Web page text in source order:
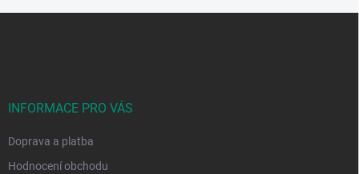
INFORMACE PRO VÁS
Doprava a platba
Hodnocení obchodu